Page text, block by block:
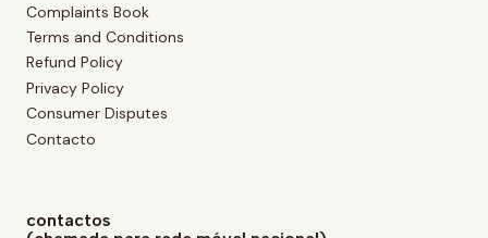
Complaints Book
Terms and Conditions
Refund Policy
Privacy Policy
Consumer Disputes
Contacto
contactos